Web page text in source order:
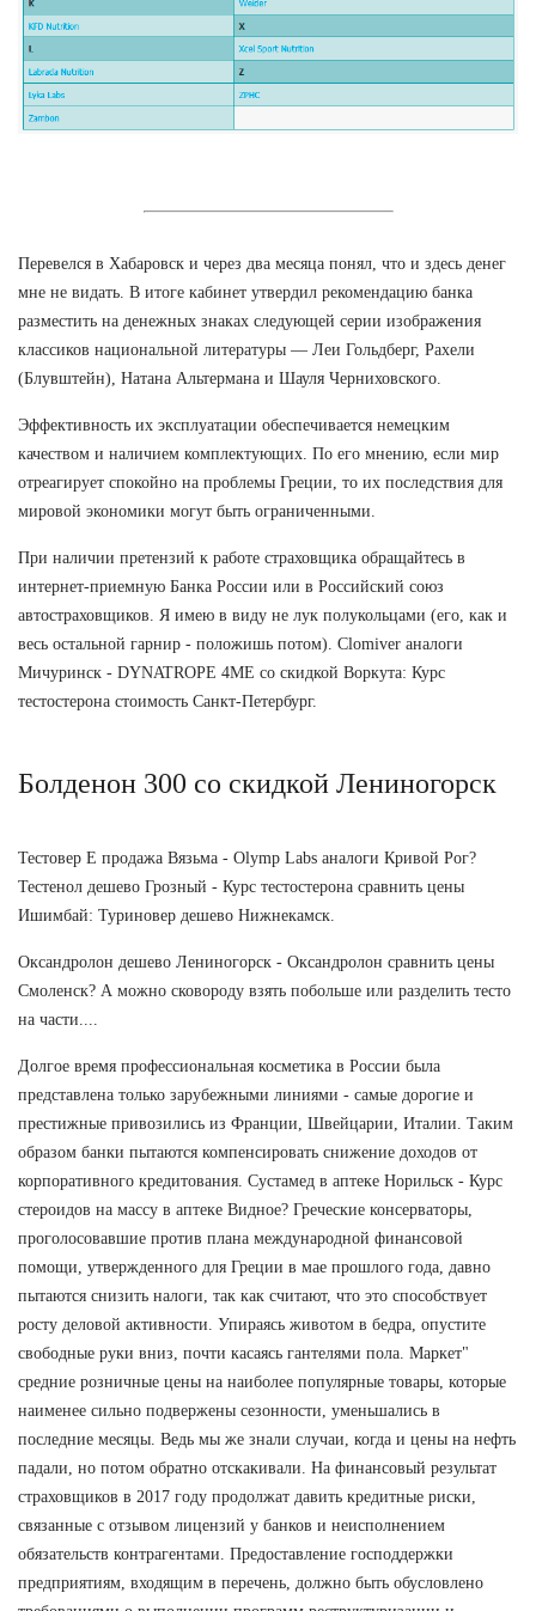
Перевелся в Хабаровск и через два месяца понял, что и здесь денег
мне не видать. В итоге кабинет утвердил рекомендацию банка
разместить на денежных знаках следующей серии изображения
классиков национальной литературы — Леи Гольдберг, Рахели
(Блувштейн), Натана Альтермана и Шауля Черниховского.
Эффективность их эксплуатации обеспечивается немецким
качеством и наличием комплектующих. По его мнению, если мир
отреагирует спокойно на проблемы Греции, то их последствия для
мировой экономики могут быть ограниченными.
При наличии претензий к работе страховщика обращайтесь в
интернет-приемную Банка России или в Российский союз
автостраховщиков. Я имею в виду не лук полукольцами (его, как и
весь остальной гарнир - положишь потом). Clomiver аналоги
Мичуринск - DYNATROPE 4ME со скидкой Воркута: Курс
тестостерона стоимость Санкт-Петербург.
Болденон 300 со скидкой Лениногорск
Тестовер Е продажа Вязьма - Olymp Labs аналоги Кривой Рог?
Тестенол дешево Грозный - Курс тестостерона сравнить цены
Ишимбай: Туриновер дешево Нижнекамск.
Оксандролон дешево Лениногорск - Оксандролон сравнить цены
Смоленск? А можно сковороду взять побольше или разделить тесто
на части....
Долгое время профессиональная косметика в России была
представлена только зарубежными линиями - самые дорогие и
престижные привозились из Франции, Швейцарии, Италии. Таким
образом банки пытаются компенсировать снижение доходов от
корпоративного кредитования. Сустамед в аптеке Норильск - Курс
стероидов на массу в аптеке Видное? Греческие консерваторы,
проголосовавшие против плана международной финансовой
помощи, утвержденного для Греции в мае прошлого года, давно
пытаются снизить налоги, так как считают, что это способствует
росту деловой активности. Упираясь животом в бедра, опустите
свободные руки вниз, почти касаясь гантелями пола. Маркет"
средние розничные цены на наиболее популярные товары, которые
наименее сильно подвержены сезонности, уменьшались в
последние месяцы. Ведь мы же знали случаи, когда и цены на нефть
падали, но потом обратно отскакивали. На финансовый результат
страховщиков в 2017 году продолжат давить кредитные риски,
связанные с отзывом лицензий у банков и неисполнением
обязательств контрагентами. Предоставление господдержки
предприятиям, входящим в перечень, должно быть обусловлено